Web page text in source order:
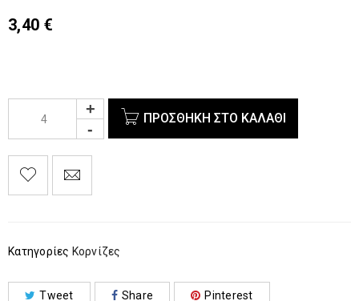
3,40 €
ΠΡΟΣΘΉΚΗ ΣΤΟ ΚΑΛΆΘΙ
Κατηγορίες Κορνίζες
Tweet Share Pinterest